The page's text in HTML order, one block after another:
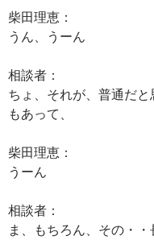
柴田理恵：
うん、うーん
相談者：
ちょ、それが、普通だ
もあって、
柴田理恵：
うーん
相談者：
ま、もちろん、その・